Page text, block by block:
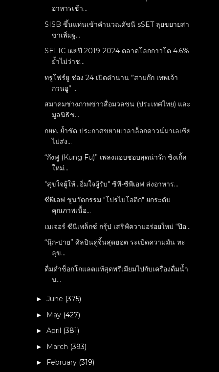
อาหารเช้า...
SISB ขึ้นแท่นเข้าคำนวณดัชนี sSET ลุยขยายสา
ขาเพิ่มฐ...
SELIC เผยปี 2019-2024 ตลาดโลกกาวโต 4.6%
ย้ำไม่ว่าช...
ทรูโฟร์ยู ช่อง 24 เปิดตำนาน ”สามก๊ก เทพเจ้า
กวนอู” ...
สมาคมช่างภาพข่าวสื่อมวลชน (ประเทศไทย) และ
มูลนิธิช...
กยท. ย้ำชัด ประกาศขยายเวลาล็อกดาวน์มาเลเซีย
ไม่ส่ง...
“กังฟู (Kung Fu)” เพลงแอบชอบสุดน่ารัก ซิงเกิ้ล
ใหม่...
"สุขใจผู้ให้...อิ่มใจผู้รับ" ซีพี-ซีพีเอฟ ส่งอาหาร...
ซีพีเอฟ ชูนวัตกรรม "โปรไบโอติก" ยกระดับ
คุณภาพเนื้อ...
เมเจอร์ ซีนีเพล็กซ์ กรุ้ป เสริฟ์ความอร่อยใหม่ “ป๊อ...
“นุ๊ก-ปาย” ศิลปินคู่จิ้นสุดฮอต ระเบิดความมัน ทะ
ลุข...
ดื่มด่ำช็อกโกแลตแท้สุดพรีเมียมไปกับเครื่องดื่มน้ำ
น...
►June (375)
► May (427)
►April (381)
► March (393)
► February (319)